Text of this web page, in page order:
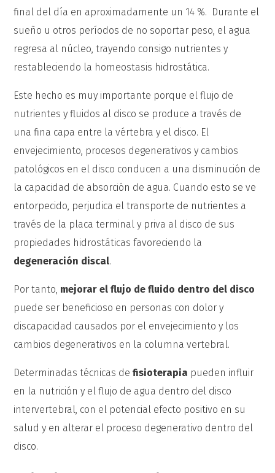
final del día en aproximadamente un 14 %. Durante el
sueño u otros períodos de no soportar peso, el agua
regresa al núcleo, trayendo consigo nutrientes y
restableciendo la homeostasis hidrostática.
Este hecho es muy importante porque el flujo de
nutrientes y fluidos al disco se produce a través de
una fina capa entre la vértebra y el disco. El
envejecimiento, procesos degenerativos y cambios
patológicos en el disco conducen a una disminución de
la capacidad de absorción de agua. Cuando esto se ve
entorpecido, perjudica el transporte de nutrientes a
través de la placa terminal y priva al disco de sus
propiedades hidrostáticas favoreciendo la
degeneración discal.
Por tanto, mejorar el flujo de fluido dentro del disco
puede ser beneficioso en personas con dolor y
discapacidad causados por el envejecimiento y los
cambios degenerativos en la columna vertebral.
Determinadas técnicas defisioterapia pueden influir
en la nutrición y el flujo de agua dentro del disco
intervertebral, con el potencial efecto positivo en su
salud y en alterar el proceso degenerativo dentro del
disco.